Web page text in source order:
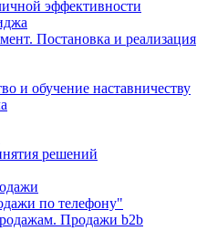
эффективности
Постановка и реализация
и обучение наставничеству
решений
по телефону"
Продажи b2b